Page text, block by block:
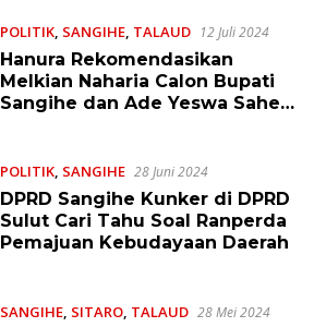
POLITIK, SANGIHE, TALAUD 12 Juli 2024
Hanura Rekomendasikan
Melkian Naharia Calon Bupati
Sangihe dan Ade Yeswa Sahea
POLITIK, SANGIHE 28 Juni 2024
DPRD Sangihe Kunker di DPRD
Sulut Cari Tahu Soal Ranperda
Pemajuan Kebudayaan Daerah
SANGIHE, SITARO, TALAUD 28 Mei 2024